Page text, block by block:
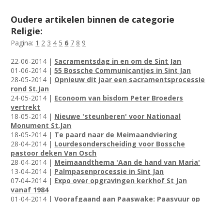
Oudere artikelen binnen de categorie
Religie:
Pagina: 1 2 3 4 5 6 7 8 9
22-06-2014 | Sacramentsdag in en om de Sint Jan
01-06-2014 |55 Bossche Communicantjes in Sint Jan
28-05-2014 | Opnieuw dit jaar een sacramentsprocessie
rond St.Jan
24-05-2014 | Econoom van bisdom Peter Broeders
vertrekt
18-05-2014 | Nieuwe 'steunberen' voor Nationaal
Monument St.Jan
18-05-2014 | Te paard naar de Meimaandviering
28-04-2014 | Lourdesonderscheiding voor Bossche
pastoor deken Van Osch
28-04-2014 | Meimaandthema 'Aan de hand van Maria'
13-04-2014 | Palmpasenprocessie in Sint Jan
07-04-2014 | Expo over opgravingen kerkhof St Jan
vanaf 1984
01-04-2014 |Voorafgaand aan Paaswake: Paasvuur op